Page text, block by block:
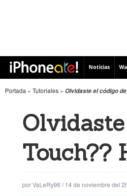
Noticias
Portada » Tutoriales » Olvidaste el código
Touch??
porVaLeRy96 /14 de noviembre del